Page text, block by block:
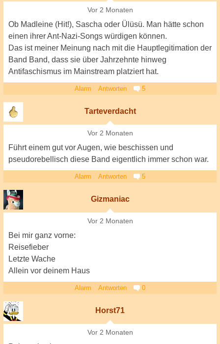
Vor 2 Monaten
Ob Madleine (Hit!), Sascha oder Ülüsü. Man hätte schon
einen ihrer Ant-Nazi-Songs würdigen können.
Das ist meiner Meinung nach mit die Hauptlegitimation der
Band Band, dass sie über Jahrzehnte hinweg
Antifaschismus im Mainstream platziert hat.
Alarm Antworten 5
Tarteverdacht
Vor 2 Monaten
Führt einem gut vor Augen, wie beschissen und
pseudorebellisch diese Band eigentlich immer schon war.
Alarm Antworten 5
Gizmaniac
Vor 2 Monaten
Bei mir ganz vorne:
Reisefieber
Letzte Wache
Allein vor deinem Haus
Alarm Antworten 0
Horst71
Vor 2 Monaten